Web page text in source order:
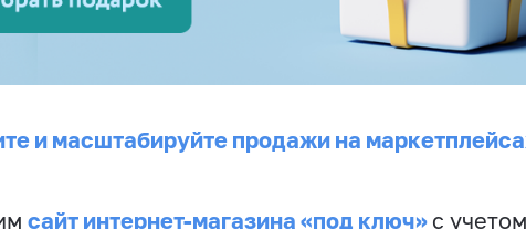
и масштабируйте продажи на
сайт интернет-магазина «под ключ» с учетом